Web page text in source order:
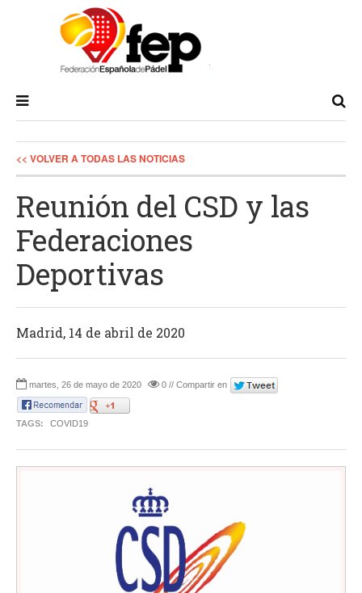
<< VOLVER A TODAS LAS NOTICIAS
Reunión del CSD y las
Federaciones
Deportivas
Madrid, 14 de abril de 2020
martes, 26 de mayo de 2020 0 // Compartir en
TAGS: COVID19